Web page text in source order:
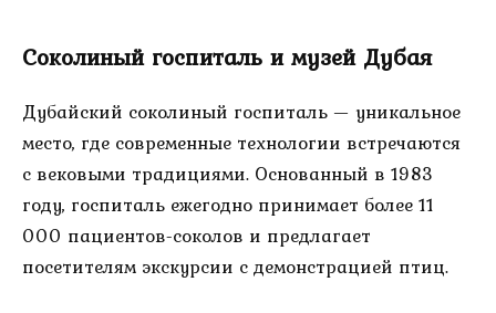
Соколиный госпиталь и музей Дубая
Дубайский соколиный госпиталь — уникальное
место, где современные технологии встречаются
с вековыми традициями. Основанный в 1983
году, госпиталь ежегодно принимает более 11
000 пациентов-соколов и предлагает
посетителям экскурсии с демонстрацией птиц.